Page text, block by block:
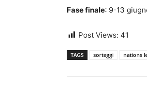
Fase finale: 9-13
Post Views: 41
TAGS sorteggi nations